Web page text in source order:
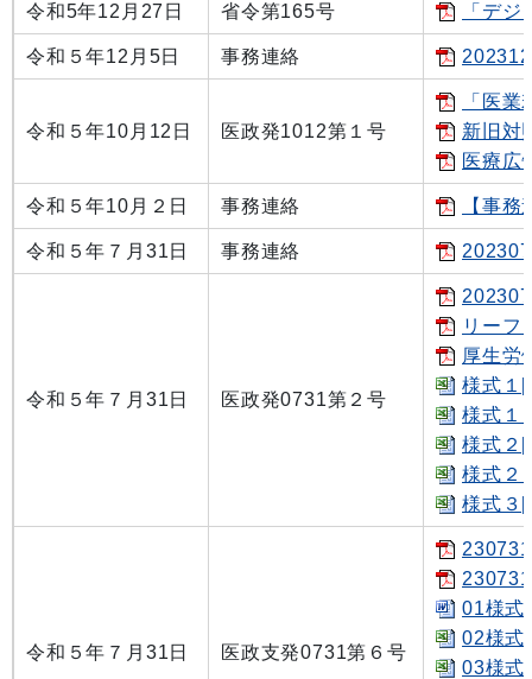
­­令和5年12月27日 省令第165号 「デ
令和５年12月5日 事務連絡
令和５年10月12日 医政発1012第１号
「医
新旧対
医療広
令和５年10月２日 事務連絡 【事
令和５年７月31日 事務連絡
令和５年７月31日 医政発0731第２号
リーフ
厚生労
様式１
様式１
様式２
様式２
様式３
令和５年７月31日 医政支発0731第６号
01様式
02様式
03様式